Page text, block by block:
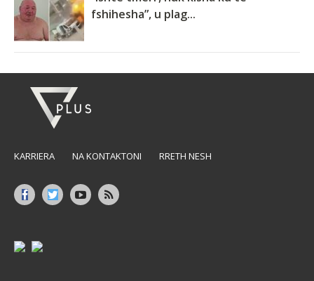
fshihesha”, u plag...
KARRIERA NA KONTAKTONI RRETH NESH